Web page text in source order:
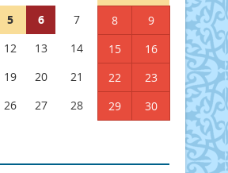
5 6 7 8
9
12 13 14 15
16
19 20 21 22
23
26 27 28 29
30